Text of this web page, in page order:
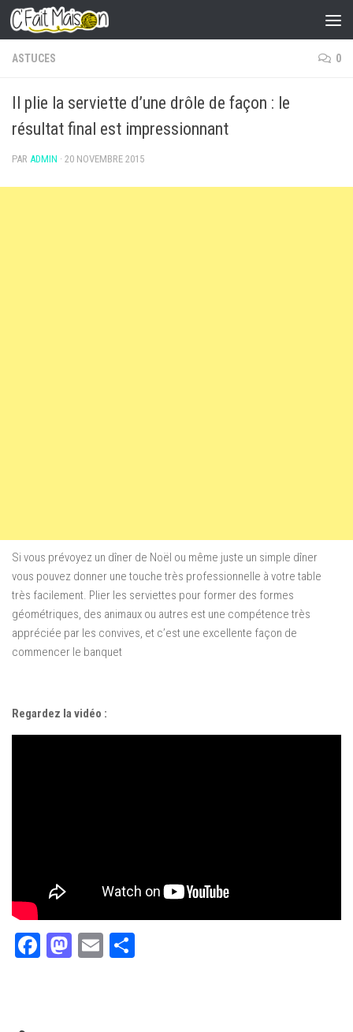
Skip to content
ASTUCES 0
Il plie la serviette d’une drôle de façon : le
résultat final est impressionnant
PAR ADMIN · 20 NOVEMBRE 2015
Si vous prévoyez un dîner de Noël ou même juste un simple dîner
vous pouvez donner une touche très professionnelle à votre table
très facilement. Plier les serviettes pour former des formes
géométriques, des animaux ou autres est une compétence très
appréciée par les convives, et c’est une excellente façon de
commencer le banquet
Regardez la vidéo :
Facebook
Mastodon
Email